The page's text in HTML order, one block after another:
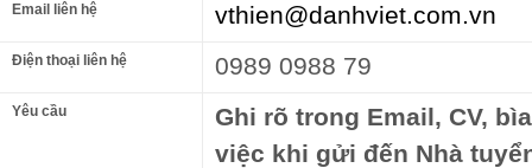
Email liên hệ vthien@danhviet.com.vn
Điện thoại liên hệ 0989 0988 79
Yêu cầu
Ghi rõ trong Email, CV,
việc khi gửi đến Nhà